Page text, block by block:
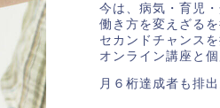
今は、病気・育児
働き方を変えざる
セカンドチャンスを
オンライン講座と
月６桁達成者も排出